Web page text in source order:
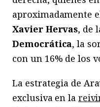
aproximadamente
Xavier Hervas, de
Democrática, la
con un 16% de los
La estrategia de
exclusiva en la